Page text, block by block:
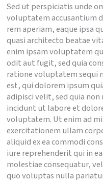
Sed ut perspiciatis unde
voluptatem accusantium
rem aperiam, eaque ipsa
quasi architecto beatae
enim ipsam voluptatem
odit aut fugit, sed quia
ratione voluptatem sequi
est, qui dolorem ipsum
adipisci velit, sed quia
incidunt ut labore et
voluptatem. Ut enim ad
exercitationem ullam
aliquid ex ea commodi
iure reprehenderit qui in
molestiae consequatur,
quo voluptas nulla